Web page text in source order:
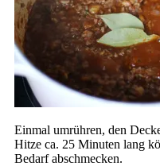
Einmal umrühren, den
Hitze ca. 25 Minuten lang
Bedarf abschmecken.